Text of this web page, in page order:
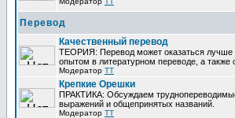
Перевод
Качественный перевод
ТЕОРИЯ: Перевод может оказаться
опытом в литературном переводе, а
Модератор TT
Крепкие Орешки
ПРАКТИКА: Обсуждаем
выражений и общепринятых названий.
Модератор TT